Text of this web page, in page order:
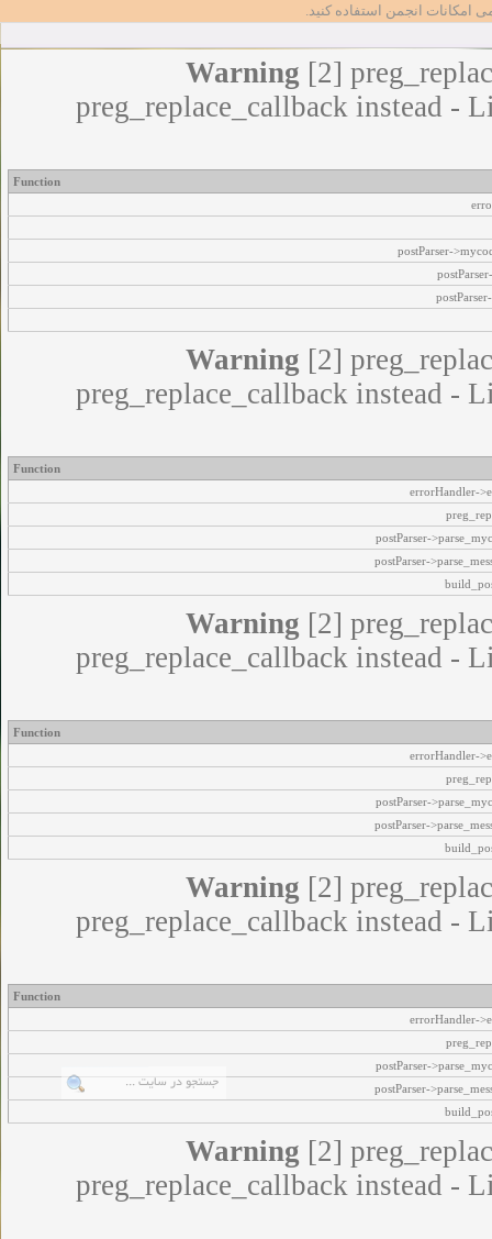
امکانات انجمن استفاده کنید.
Warning [2]
preg_replace_callback instead -
Function
postParser-
Warning [2]
preg_replace_callback instead -
Function
errorHandler-
postParser-
postParser-
Warning [2]
preg_replace_callback instead -
Function
errorHandler-
postParser-
postParser-
Warning [2]
preg_replace_callback instead -
Function
errorHandler-
postParser-
postParser-
Warning [2]
preg_replace_callback instead -